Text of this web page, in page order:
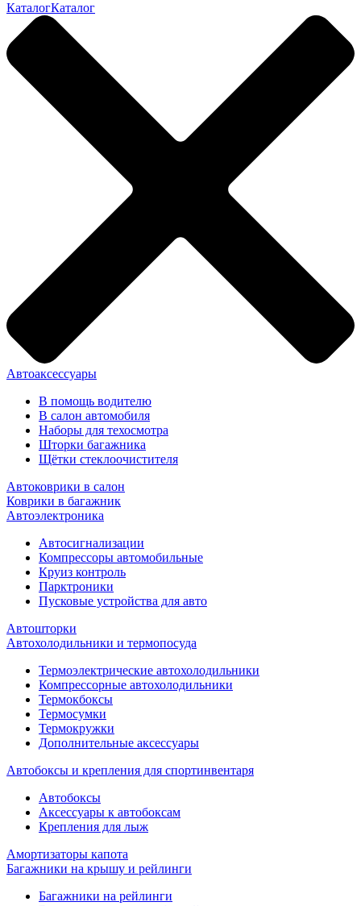
КаталогКаталог
Автоаксессуары
В помощь водителю
В салон автомобиля
Наборы для техосмотра
Шторки багажника
Щётки стеклоочистителя
Автоковрики в салон
Коврики в багажник
Автоэлектроника
Автосигнализации
Компрессоры автомобильные
Круиз контроль
Парктроники
Пусковые устройства для авто
Автошторки
Автохолодильники и термопосуда
Термоэлектрические автохолодильники
Компрессорные автохолодильники
Термокбоксы
Термосумки
Термокружки
Дополнительные аксессуары
Автобоксы и крепления для спортинвентаря
Автобоксы
Аксессуары к автобоксам
Крепления для лыж
Амортизаторы капота
Багажники на крышу и рейлинги
Багажники на рейлинги